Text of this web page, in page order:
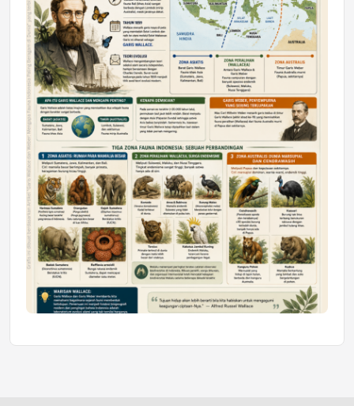
Mahasiswa Samarinda dalam Astra
Honda SDGs Future Leaders 2026
Jumat, 10 Jul 2026 19:01